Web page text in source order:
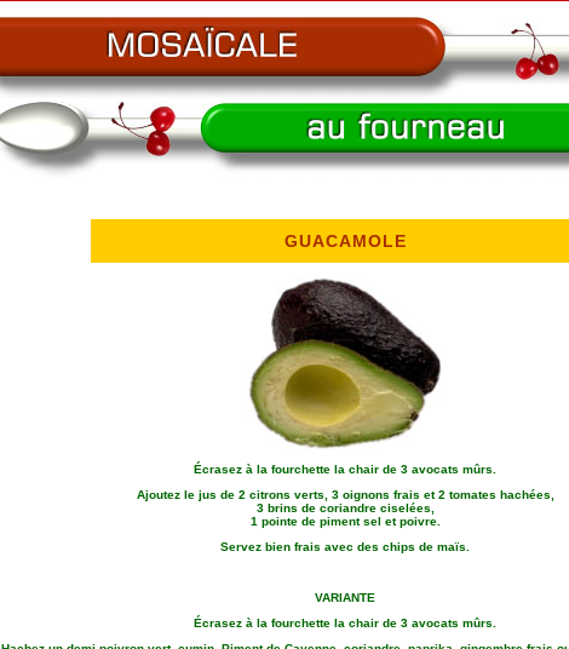
GUACAMOLE
Écrasez à la fourchette la chair de 3 avocats mûrs.
Ajoutez le jus de 2 citrons verts, 3 oignons frais et 2 tomates hachées,
3 brins de coriandre ciselées,
1 pointe de piment sel et poivre.
Servez bien frais avec des chips de maïs.
VARIANTE
Écrasez à la fourchette la chair de 3 avocats mûrs.